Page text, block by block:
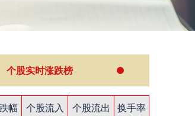
个股实时涨跌榜
幅 个股流入 个股流出
换手率